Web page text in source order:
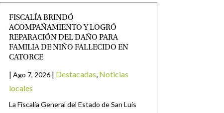
FISCALÍA BRINDÓ
ACOMPAÑAMIENTO Y LOGRÓ
REPARACIÓN DEL DAÑO PARA
FAMILIA DE NIÑO FALLECIDO EN
CATORCE
| Ago 7, 2026 | Destacadas, Noticias
locales
La Fiscalía General del Estado de San Luis